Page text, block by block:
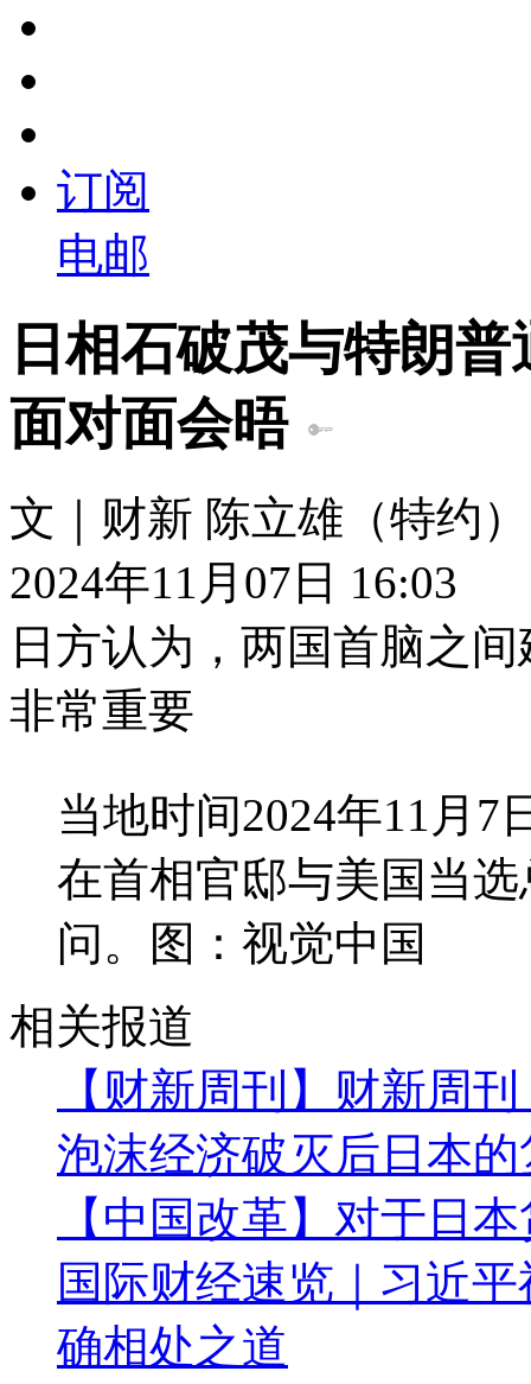
订阅
电邮
日相石破茂与特朗
面对面会晤
文｜财新 陈立雄（特约）
2024年11月07日 16:03
日方认为，两国首脑之
非常重要
当地时间2024年11月7
在首相官邸与美国当
问。图：视觉中国
相关报道
【财新周刊】财新周
泡沫经济破灭后日本
【中国改革】对于日
国际财经速览｜习近
确相处之道